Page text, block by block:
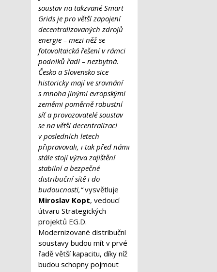
soustav na takzvané Smart
Grids je pro větší zapojení
decentralizovaných zdrojů
energie – mezi něž se
fotovoltaická řešení v rámci
podniků řadí – nezbytná.
Česko a Slovensko sice
historicky mají ve srovnání
s mnoha jinými evropskými
zeměmi poměrně robustní
síť a provozovatelé soustav
se na větší decentralizaci
v posledních letech
připravovali, i tak před námi
stále stojí výzva zajištění
stabilní a bezpečné
distribuční sítě i do
budoucnosti,“vysvětluje
Miroslav Kopt, vedoucí
útvaru Strategických
projektů EG.D.
Modernizované distribuční
soustavy budou mít v prvé
řadě větší kapacitu, díky níž
budou schopny pojmout